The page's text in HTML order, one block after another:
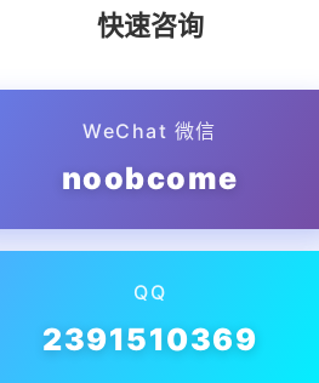
快速咨询
WeChat 微信
noobcome
QQ
2391510369